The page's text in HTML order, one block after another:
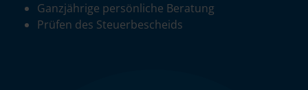
Ganzjährige persönliche Beratung
Prüfen des Steuerbescheids